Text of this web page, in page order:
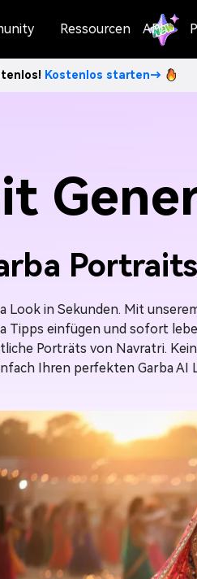
Ressourcen API
Kostenlos starten→
Look in Sekunden. Mit
Tipps einfügen und sofort
Porträts von Navratri.
Ihren perfekten Garba AI